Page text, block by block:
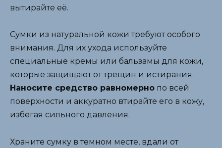
вытирайте её.
Сумки из натуральной кожи требуют особого
внимания. Для их ухода используйте
специальные кремы или бальзамы для кожи,
которые защищают от трещин и истирания.
Наносите средство равномерно по всей
поверхности и аккуратно втирайте его в кожу,
избегая сильного давления.
Храните сумку в темном месте, вдали от